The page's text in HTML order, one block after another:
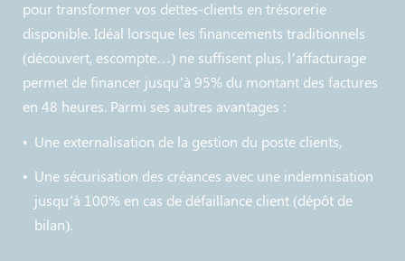
pour transformer vos dettes-clients en trésorerie
disponible. Idéal lorsque les financements traditionnels
(découvert, escompte…) ne suffisent plus, l’affacturage
permet de financer jusqu’à 95% du montant des factures
en 48 heures. Parmi ses autres avantages :
Une externalisation de la gestion du poste clients,
Une sécurisation des créances avec une indemnisation
jusqu’à 100% en cas de défaillance client (dépôt de
bilan).